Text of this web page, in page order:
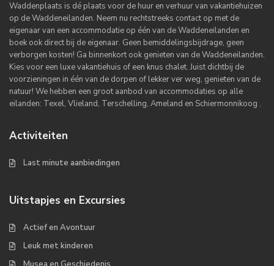
Waddenplaats is dé plaats voor de huur en verhuur van vakantiehuizen
op de Waddeneilanden. Neem nu rechtstreeks contact op met de
eigenaar van een accommodatie op één van de Waddeneilanden en
boek ook direct bij de eigenaar. Geen bemiddelingsbijdrage, geen
verborgen kosten! Ga binnenkort ook genieten van de Waddeneilanden.
Kies voor een luxe vakantiehuis of een knus chalet. Juist dichtbij de
voorzieningen in één van de dorpen of lekker ver weg, genieten van de
natuur! We hebben een groot aanbod van accommodaties op alle
eilanden: Texel, Vlieland, Terschelling, Ameland en Schiermonnikoog .
Activiteiten
Last minute aanbiedingen
Uitstapjes en Excursies
Actief en Avontuur
Leuk met kinderen